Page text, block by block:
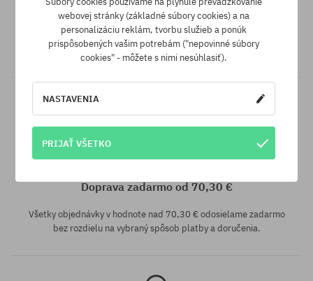
SuperClub je náš vernostný program, vďaka ktorému za nákupy
nezľavnených produktov môžeš dostať na svoj účet do 12%
hodnoty objednávky!
Doprava zadarmo od 70,30 €
Všetky objednávky v hodnote nad 70,30 € odosielame zadarmo
bez rozdielu na vybraný spôsob platby a doručenia.
webovej stránky (základné súbory cookies) a na
personalizáciu reklám, tvorbu služieb a ponúk
prispôsobených vašim potrebám ("nepovinné súbory
cookies" - môžete s nimi nesúhlasiť).
NASTAVENIA
PRIJAŤ VŠETKO